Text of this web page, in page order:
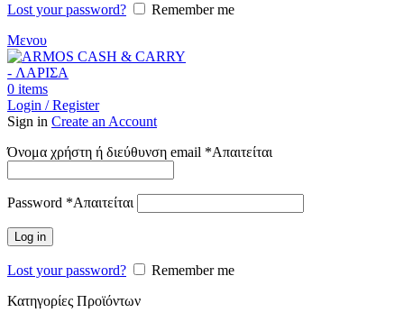
Lost your password?
Remember me
Μενου
0 items
Login / Register
Sign in Create an Account
Όνομα χρήστη ή διεύθυνση email *Απαιτείται
Password *Απαιτείται
Log in
Lost your password?
Remember me
Κατηγορίες Προϊόντων